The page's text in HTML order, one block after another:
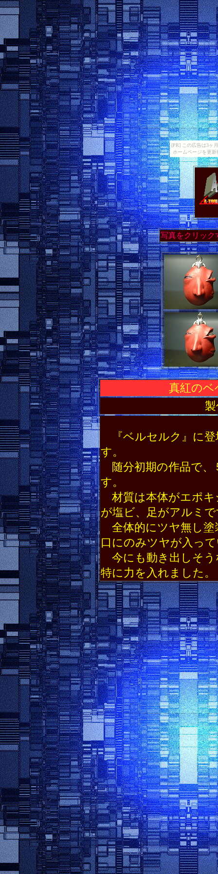
[PR] この広告は3ヶ
ホームページを更
写真をクリック
真紅の
『ベルセルク』に登
す。
随分初期の作品で、
す。
材質は本体がエポキ
が塩ビ、足がアルミ
全体的にツヤ無し塗
口にのみツヤが入っ
今にも動き出しそう
特に力を入れました。